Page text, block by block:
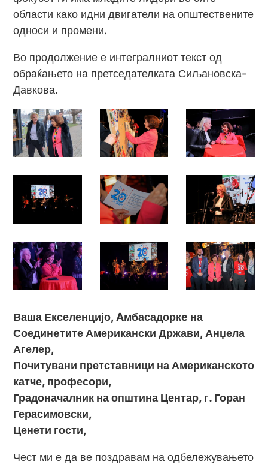
области како идни двигатели на општествените
односи и промени.
Во продолжение е интегралниот текст од
обраќањето на претседателката Сиљановска-
Давкова.
Ваша Екселенцијо, Aмбасадоркe на
Соединeтите Американски Држави, Анџела
Агелер,
Почитувани претставници на Американското
катче, професори,
Градоначалник на општина Центар, г. Горан
Герасимовски,
Ценети гости,
Чест ми е да ве поздравам на одбележувањето